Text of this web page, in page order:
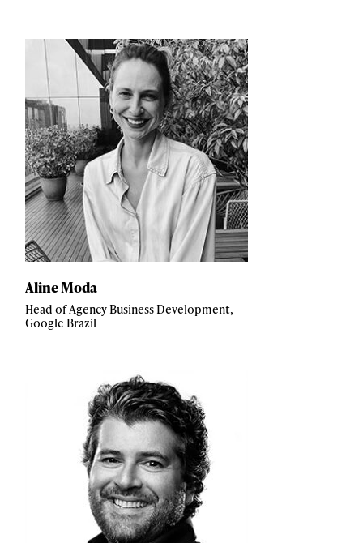
Aline Moda
Head of Agency Business Development,
Google Brazil